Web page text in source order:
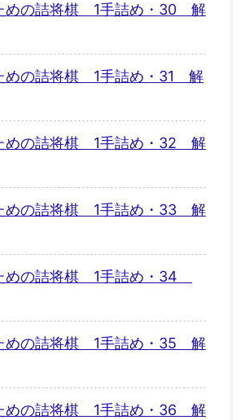
めの詰将棋 1手詰め・30 解
めの詰将棋 1手詰め・31 解
めの詰将棋 1手詰め・32 解
めの詰将棋 1手詰め・33 解
めの詰将棋 1手詰め・34
めの詰将棋 1手詰め・35 解
めの詰将棋 1手詰め・36 解